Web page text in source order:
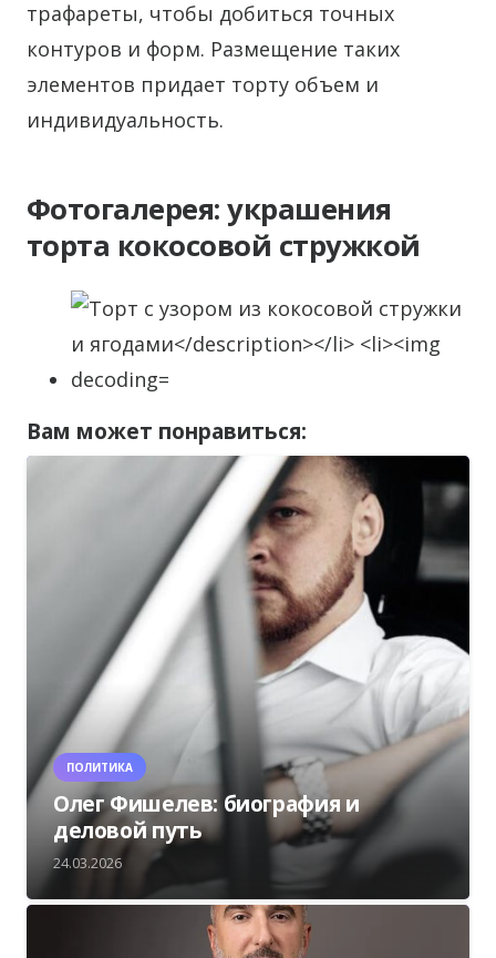
трафареты, чтобы добиться точных
контуров и форм. Размещение таких
элементов придает торту объем и
индивидуальность.
Фотогалерея: украшения
торта кокосовой стружкой
Вам может понравиться:
ПОЛИТИКА
Олег Фишелев: биография и
деловой путь
24.03.2026